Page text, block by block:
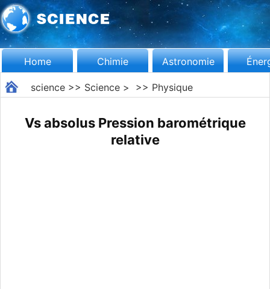
Home Chimie Astronomie
science>> Science> >> Physique
Vs absolus Pression barométrique
relative